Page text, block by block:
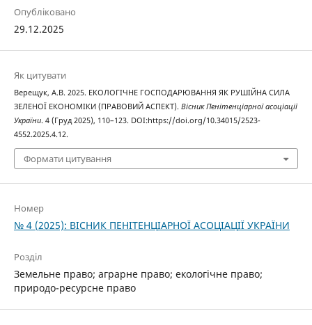
Опубліковано
29.12.2025
Як цитувати
Верещук, А.В. 2025. ЕКОЛОГІЧНЕ ГОСПОДАРЮВАННЯ ЯК РУШІЙНА СИЛА
ЗЕЛЕНОЇ ЕКОНОМІКИ (ПРАВОВИЙ АСПЕКТ). Вісник Пенітенціарної асоціації
України. 4 (Груд 2025), 110–123. DOI:https://doi.org/10.34015/2523-
4552.2025.4.12.
Формати цитування
Номер
№ 4 (2025): ВІСНИК ПЕНІТЕНЦІАРНОЇ АСОЦІАЦІЇ УКРАЇНИ
Розділ
Земельне право; аграрне право; екологічне право;
природо-ресурсне право